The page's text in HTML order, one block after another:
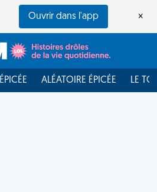
Ouvrir dans l'app ×
ÉPICÉE ALÉATOIRE ÉPICÉE LE